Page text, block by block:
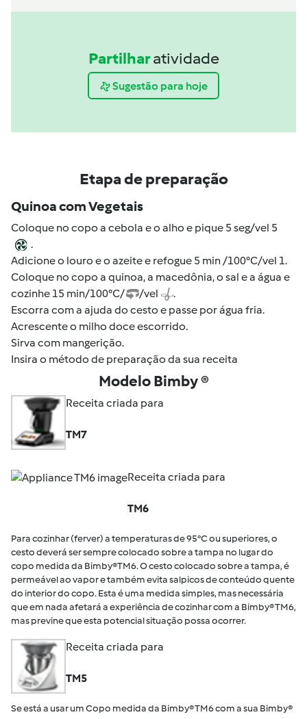
Partilharatividade
Sugestão para hoje
Etapa de preparação
Quinoa com Vegetais
Coloque no copo a cebola e o alho e pique 5 seg/vel 5
.
Adicione o louro e o azeite e refogue 5 min /100°C/vel 1.
Coloque no copo a quinoa, a macedônia, o sal e a água e
cozinhe 15 min/100°C/
/vel
.
Escorra com a ajuda do cesto e passe por água fria.
Acrescente o milho doce escorrido.
Sirva com mangerição.
Insira o método de preparação da sua receita
Modelo Bimby ®
Receita criada para
TM7
Receita criada para
TM6
Para cozinhar (ferver) a temperaturas de 95°C ou superiores, o
cesto deverá ser sempre colocado sobre a tampa no lugar do
copo medida da Bimby®TM6. O cesto colocado sobre a tampa, é
permeável ao vapor e também evita salpicos de conteúdo quente
do interior do copo. Esta é uma medida simples, mas necessária
que em nada afetará a experiência de cozinhar com a Bimby® TM6,
mas previne que esta potencial situação possa ocorrer.
Receita criada para
TM5
Se está a usar um Copo medida da Bimby® TM6 com a sua Bimby®